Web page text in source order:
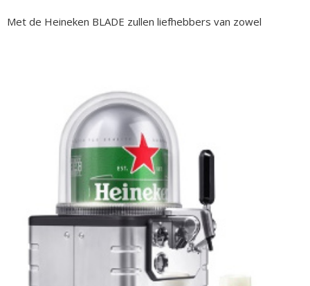
Met de Heineken BLADE zullen liefhebbers van zowel